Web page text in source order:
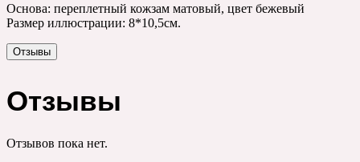
Основа: переплетный кожзам матовый, цвет бежевый
Размер иллюстрации: 8*10,5см.
Отзывы
Отзывы
Отзывов пока нет.